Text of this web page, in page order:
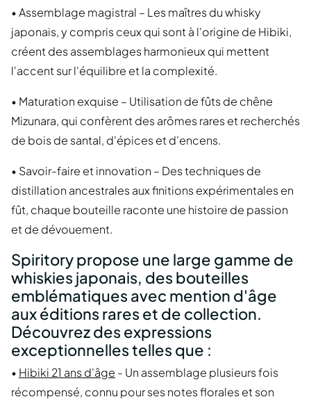
• Assemblage magistral – Les maîtres du whisky
japonais, y compris ceux qui sont à l'origine de Hibiki,
créent des assemblages harmonieux qui mettent
l'accent sur l'équilibre et la complexité.
• Maturation exquise – Utilisation de fûts de chêne
Mizunara, qui confèrent des arômes rares et recherchés
de bois de santal, d'épices et d'encens.
• Savoir-faire et innovation – Des techniques de
distillation ancestrales aux finitions expérimentales en
fût, chaque bouteille raconte une histoire de passion
et de dévouement.
Spiritory propose une large gamme de
whiskies japonais, des bouteilles
emblématiques avec mention d'âge
aux éditions rares et de collection.
Découvrez des expressions
exceptionnelles telles que :
• Hibiki 21 ans d'âge - Un assemblage plusieurs fois
récompensé, connu pour ses notes florales et son